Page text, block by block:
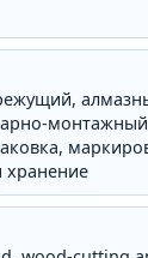
хранение